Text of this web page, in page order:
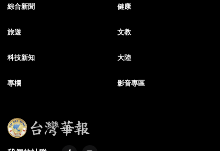
綜合新聞 健康
旅遊 文教
科技新知 大陸
專欄 影音專區